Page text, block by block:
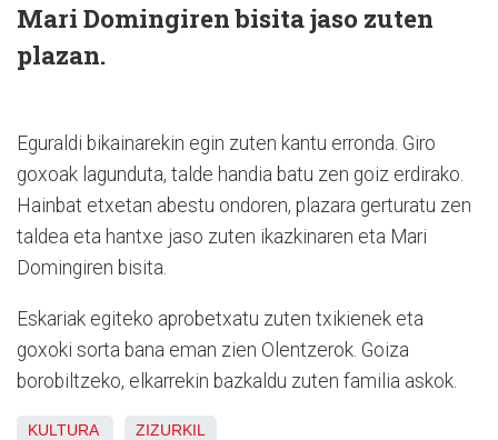
Mari Domingiren bisita jaso zuten
plazan.
Eguraldi bikainarekin egin zuten kantu erronda. Giro
goxoak lagunduta, talde handia batu zen goiz erdirako.
Hainbat etxetan abestu ondoren, plazara gerturatu zen
taldea eta hantxe jaso zuten ikazkinaren eta Mari
Domingiren bisita.
Eskariak egiteko aprobetxatu zuten txikienek eta
goxoki sorta bana eman zien Olentzerok. Goiza
borobiltzeko, elkarrekin bazkaldu zuten familia askok.
KULTURA ZIZURKIL